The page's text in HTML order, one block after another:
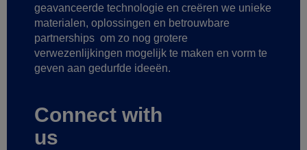
geavanceerde technologie en creëren we unieke
materialen, oplossingen en betrouwbare
partnerships om zo nog grotere
verwezenlijkingen mogelijk te maken en vorm te
geven aan gedurfde ideeën.
Connect with
us